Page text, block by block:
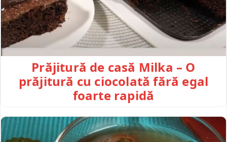
Prăjitură de casă Milka – O
prăjitură cu ciocolată fără egal
foarte rapidă